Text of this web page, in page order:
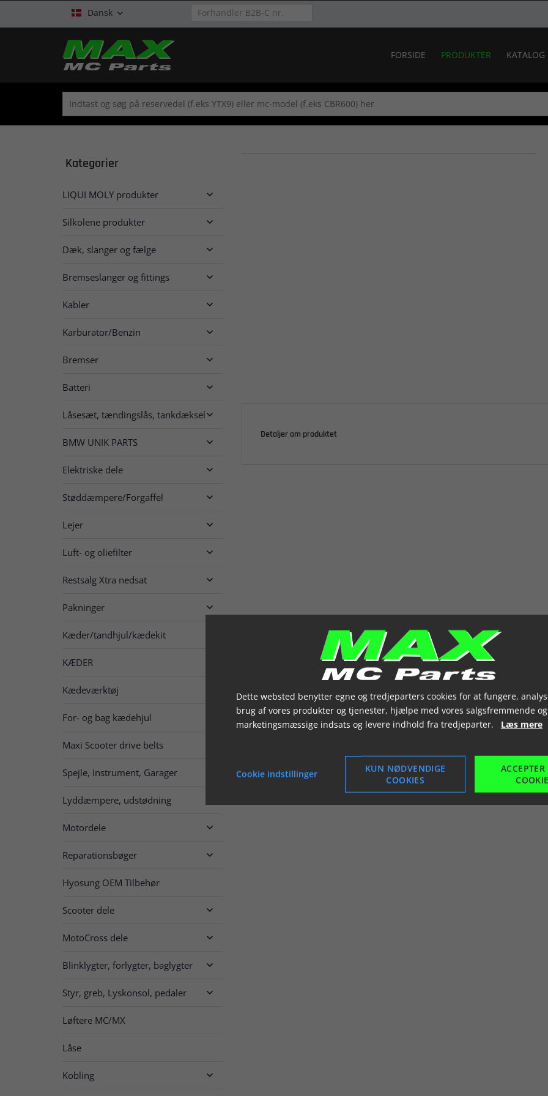
Dansk 
FORSIDE PRODUKTER KATALOG
Kategorier
LIQUI MOLY produkter 
Silkolene produkter 
Dæk, slanger og fælge 
Bremseslanger og fittings 
Kabler 
Karburator/Benzin 
Bremser 
Batteri 
Låsesæt, tændingslås, tankdæksel
BMW UNIK PARTS 
Elektriske dele 
Støddæmpere/Forgaffel 
Lejer 
Luft- og oliefilter 
Restsalg Xtra nedsat 
Pakninger 
Kæder/tandhjul/kædekit
KÆDER
Kædeværktøj
For- og bag kædehjul
Maxi Scooter drive belts
Spejle, Instrument, Garager
Lyddæmpere, udstødning
Motordele 
Reparationsbøger 
Hyosung OEM Tilbehør
Scooter dele 
MotoCross dele 
Blinklygter, forlygter, baglygter 
Styr, greb, Lyskonsol, pedaler 
Løftere MC/MX
Låse
Kobling 
Detaljer om produktet
Dette websted benytter egne og tredjeparters cookies for at fungere,
brug af vores produkter og tjenester, hjælpe med vores salgsfremmende og
marketingsmæssige indsats og levere indhold fra tredjeparter. Læs mere
Cookie indstillinger
KUN NØDVENDIGE
COOKIES